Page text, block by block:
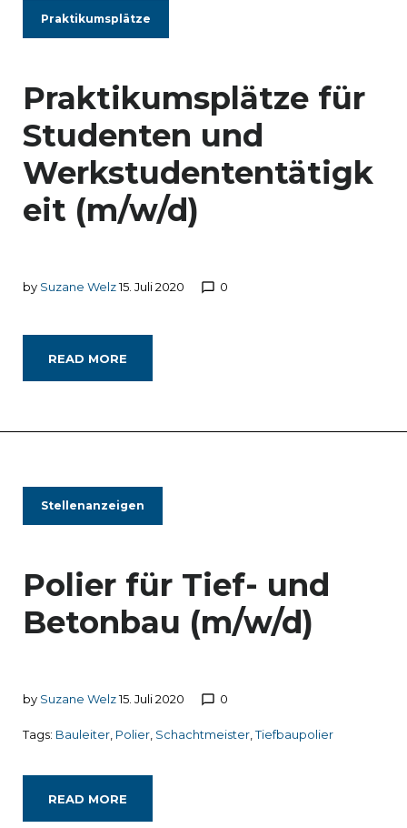
Praktikumsplätze
Praktikumsplätze für
Studenten und
Werkstudententätigk
eit (m/w/d)
by Suzane Welz15. Juli 2020 chat_bubble_outline 0
READ MORE
Stellenanzeigen
Polier für Tief- und
Betonbau (m/w/d)
by Suzane Welz15. Juli 2020 chat_bubble_outline 0
Tags: Bauleiter Polier Schachtmeister ,Tiefbaupolier
READ MORE